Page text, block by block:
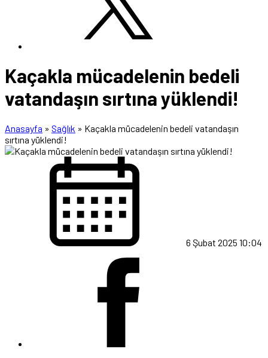
Kaçakla mücadelenin bedeli
vatandaşın sırtına yüklendi!
Anasayfa » Sağlık » Kaçakla mücadelenin bedeli vatandaşın
sırtına yüklendi!
6 Şubat 2025 10:04